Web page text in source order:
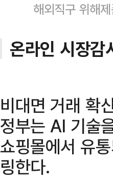
해외직구 위해
온라인 시장
비대면 거래 확
정부는 AI 기술
쇼핑몰에서 유
링한다.